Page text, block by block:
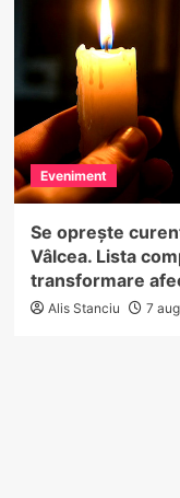
Eveniment
Se oprește
Vâlcea. Lista
transformare
Alis Stanciu 7